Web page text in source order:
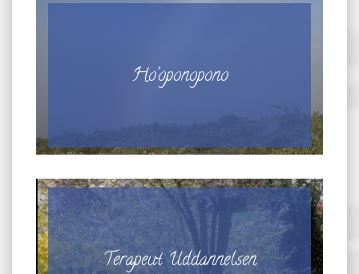
Ho’oponopono
Terapeut Uddannelsen